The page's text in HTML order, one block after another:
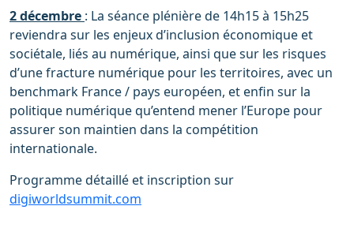
2 décembre : La séance plénière de 14h15 à 15h25
reviendra sur les enjeux d’inclusion économique et
sociétale, liés au numérique, ainsi que sur les risques
d’une fracture numérique pour les territoires, avec un
benchmark France / pays européen, et enfin sur la
politique numérique qu’entend mener l’Europe pour
assurer son maintien dans la compétition
internationale.
Programme détaillé et inscription sur
digiworldsummit.com